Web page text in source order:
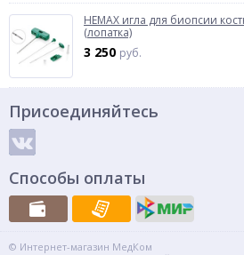
HEMAX игла для биопсии
(лопатка)
3 250 руб.
Присоединяйтесь
Способы оплаты
© Интернет-магазин МедКом